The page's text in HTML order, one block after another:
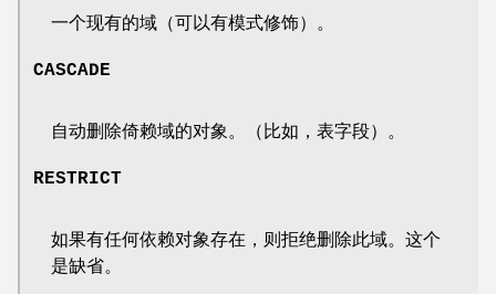
一个现有的域（可以有模式修饰）。
CASCADE
自动删除倚赖域的对象。（比如，表字段）。
RESTRICT
如果有任何依赖对象存在，则拒绝删除此域。这个
是缺省。